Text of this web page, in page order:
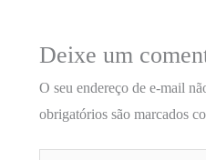
Deixe um
O seu endereço de e-mail
obrigatórios são marcados